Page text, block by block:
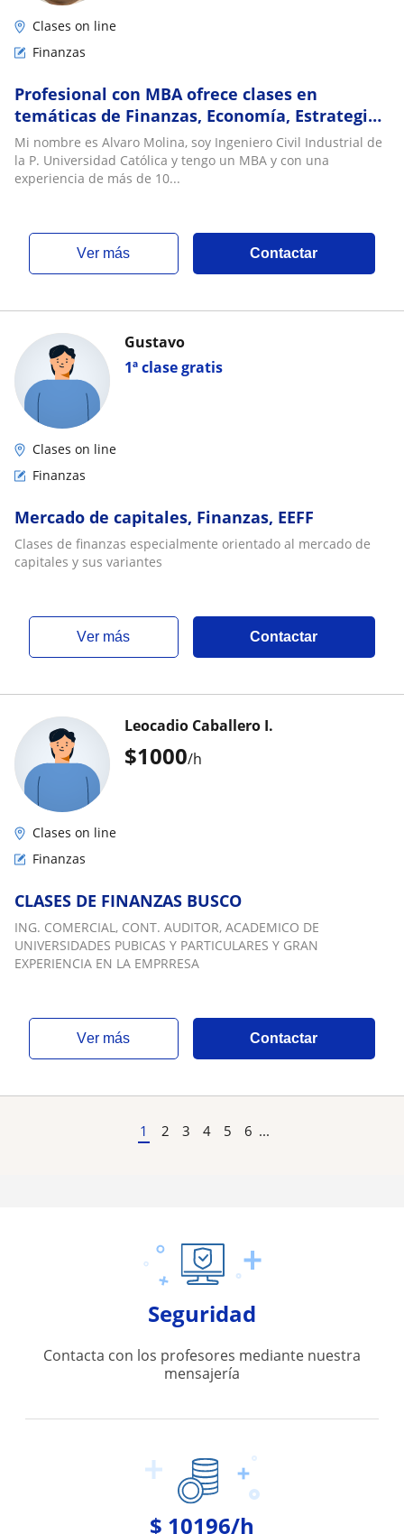
Clases on line
Finanzas
Profesional con MBA ofrece clases en
temáticas de Finanzas, Economía, Estrategia
en Santiago
Mi nombre es Alvaro Molina, soy Ingeniero Civil Industrial de
la P. Universidad Católica y tengo un MBA y con una
experiencia de más de 10...
ver más Contactar
1ª clase gratis
Gustavo
Clases on line
Finanzas
Mercado de capitales, Finanzas, EEFF
Clases de finanzas especialmente orientado al mercado de
capitales y sus variantes
ver más Contactar
$1000/h
Leocadio Caballero I.
Clases on line
Finanzas
CLASES DE FINANZAS BUSCO
ING. COMERCIAL, CONT. AUDITOR, ACADEMICO DE
UNIVERSIDADES PUBICAS Y PARTICULARES Y GRAN
EXPERIENCIA EN LA EMPRRESA
ver más Contactar
1 2 3 4 5 6 ...
Seguridad
Contacta con los profesores mediante nuestra
mensajería
$ 10196/h